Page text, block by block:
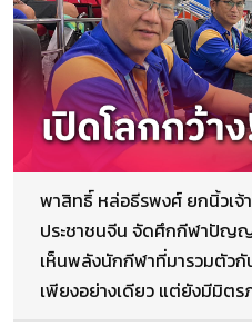
พาสิทธิ์ หล่อธีรพงศ์ ยกนิ้วเจ้
ประชาชนจีน จัดศึกกีฬาปัญ
เห็นพลังนักกีฬาที่มารวมตัว
เพียงอย่างเดียว แต่ยังมีมิต